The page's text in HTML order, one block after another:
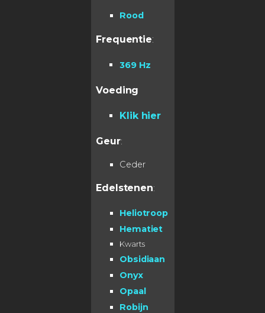
Rood
Frequentie:
369 Hz
Voeding
Klik hier
Geur:
Ceder
Edelstenen:
Heliotroop
Hematiet
Kwarts
Obsidiaan
Onyx
Opaal
Robijn